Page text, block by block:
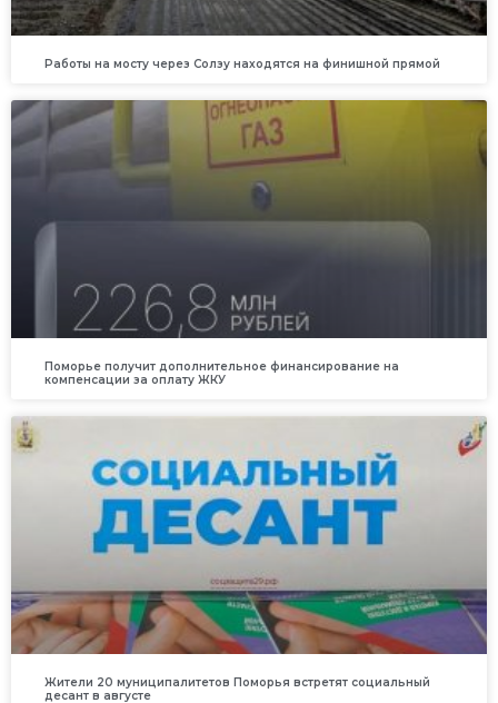
Работы на мосту через Солзу находятся на финишной прямой
Поморье получит дополнительное финансирование на
компенсации за оплату ЖКУ
Жители 20 муниципалитетов Поморья встретят социальный
десант в августе